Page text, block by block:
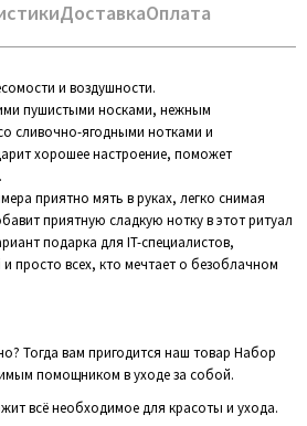
ДоставкаОплата
и воздушности.
пушистыми носками, нежным
сливочно-ягодными нотками и
хорошее настроение, поможет
приятно мять в руках, легко снимая
приятную сладкую нотку в этот ритуал
подарка для IT-специалистов,
просто всех, кто мечтает о безоблачном
Тогда вам пригодится наш товар Набор
помощником в уходе за собой.
всё необходимое для красоты и ухода.